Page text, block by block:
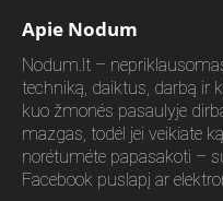
Apie Nodum
Nodum.lt –
techniką, daiktus, darbą ir
kuo žmonės pasaulyje
mazgas, todėl jei veikiate
norėtumėte papasakoti –
Facebook puslapį ar